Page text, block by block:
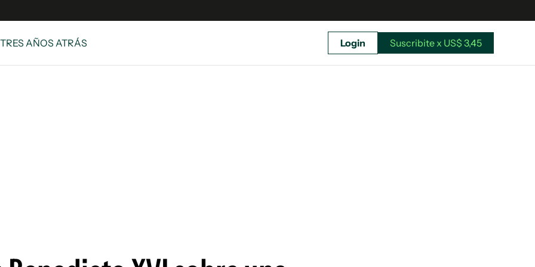
AÑOS ATRÁS Login Suscribite x US$ 3,45